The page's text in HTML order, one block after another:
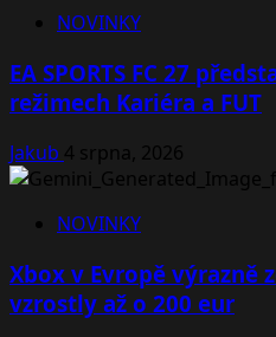
NOVINKY
EA SPORTS FC 27
režimech Kariéra a FUT
Jakub 4 srpna, 2026
NOVINKY
Xbox v Evropě výrazně
vzrostly až o 200 eur